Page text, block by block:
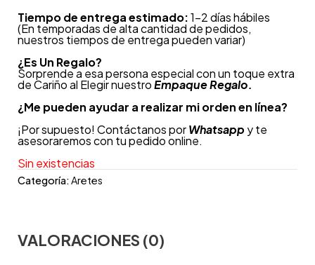
Tiempo de entrega estimado:1-2 días hábiles
(En temporadas de alta cantidad de pedidos,
nuestros tiempos de entrega pueden variar)
¿Es Un Regalo?
Sorprende a esa persona especial con un toque extra
de Cariño al Elegir nuestroEmpaque Regalo.
¿Me pueden ayudar a realizar mi orden en línea?
¡Por supuesto! Contáctanos porWhatsapp y te
asesoraremos con tu pedido online.
Sin existencias
Categoría:Aretes
VALORACIONES (0)